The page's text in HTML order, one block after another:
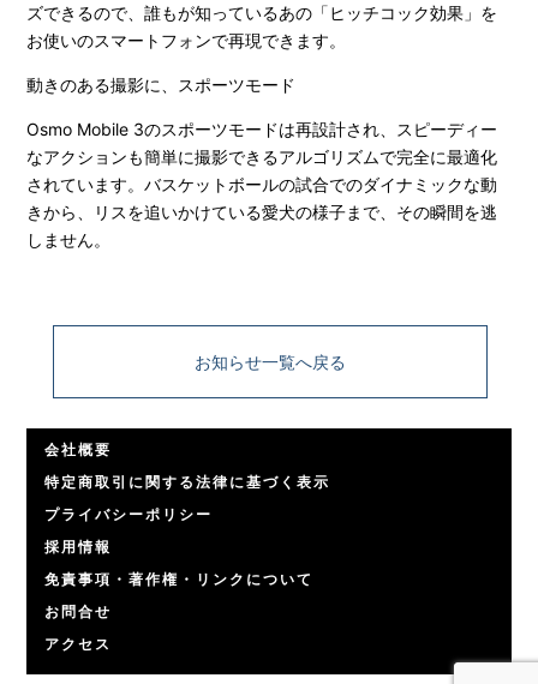
ズできるので、誰もが知っているあの「ヒッチコック効果」を
お使いのスマートフォンで再現できます。
動きのある撮影に、スポーツモード
Osmo Mobile 3のスポーツモードは再設計され、スピーディー
なアクションも簡単に撮影できるアルゴリズムで完全に最適化
されています。バスケットボールの試合でのダイナミックな動
きから、リスを追いかけている愛犬の様子まで、その瞬間を逃
しません。
お知らせ一覧へ戻る
会社概要
特定商取引に関する法律に基づく表示
プライバシーポリシー
採用情報
免責事項・著作権・リンクについて
お問合せ
アクセス